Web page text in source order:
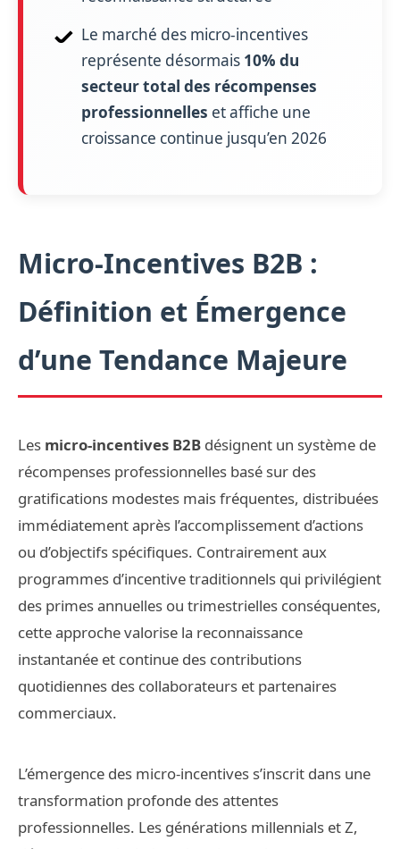
Le marché des micro-incentives
représente désormais 10% du
secteur total des récompenses
professionnelles et affiche une
croissance continue jusqu’en 2026
Micro-Incentives B2B :
Définition et Émergence
d’une Tendance Majeure
Les micro-incentives B2B désignent un système de
récompenses professionnelles basé sur des
gratifications modestes mais fréquentes, distribuées
immédiatement après l’accomplissement d’actions
ou d’objectifs spécifiques. Contrairement aux
programmes d’incentive traditionnels qui privilégient
des primes annuelles ou trimestrielles conséquentes,
cette approche valorise la reconnaissance
instantanée et continue des contributions
quotidiennes des collaborateurs et partenaires
commerciaux.
L’émergence des micro-incentives s’inscrit dans une
transformation profonde des attentes
professionnelles. Les générations millennials et Z,